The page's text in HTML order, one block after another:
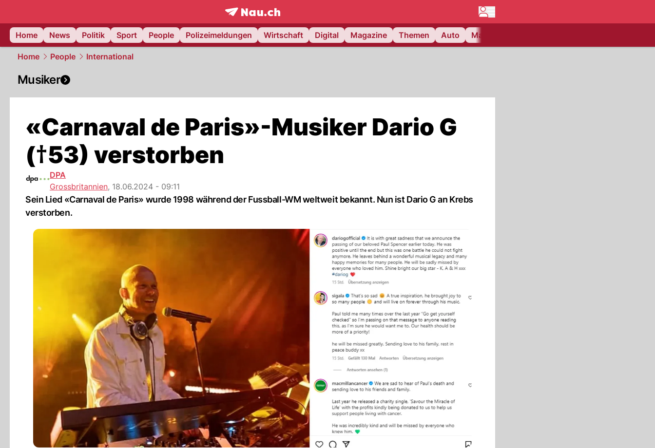
frontpage.NAU.ch
Home
News Politik Sport People Polizeimeldungen Wirtschaft Digital Magazine Themen Auto Matchcenter
Home People International
Musiker
«Carnaval de Paris»-Musiker Dario G
(†53) verstorben
DPA
Grossbritannien, 18.06.2024 - 09:11
Sein Lied «Carnaval de Paris» wurde 1998 während der Fussball-WM weltweit bekannt. Nun ist Dario G an Krebs
verstorben.